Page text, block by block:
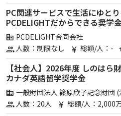
PC関連サービスで生活にゆと
PCDELIGHTだからできる奨学
corporate_fare PCDELIGHT合同会社
group人数：制限なし currency_yen 総額/人：-
【社会人】2026年度 しのはら
カナダ英語留学奨学金
corporate_fare 一般財団法人 篠原欣子記念財団
group 人数：20人 currency_yen 総額/人：2,000